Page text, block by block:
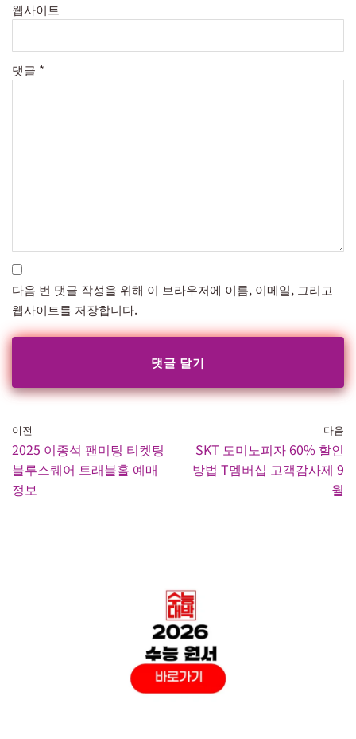
웹사이트
댓글 *
다음 번 댓글 작성을 위해 이 브라우저에 이름, 이메일, 그리고
웹사이트를 저장합니다.
이전
2025 이종석 팬미팅 티켓팅
블루스퀘어 트래블홀 예매
정보
다음
SKT 도미노피자 60% 할인
방법 T멤버십 고객감사제 9
월